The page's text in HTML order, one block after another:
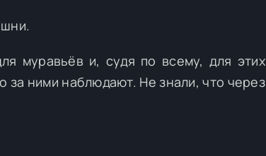
муравьёв и, судя по всему, для этих
за ними наблюдают. Не знали, что через